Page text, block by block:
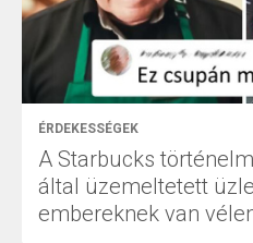
ÉRDEKESSÉGEK
A Starbucks
által üzemeltetett
embereknek van